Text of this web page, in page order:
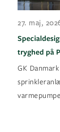
27. maj,
tryghed på
GK